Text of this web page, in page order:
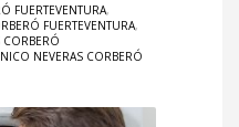
FUERTEVENTURA,
FUERTEVENTURA,
CORBERÓ
NEVERAS CORBERÓ